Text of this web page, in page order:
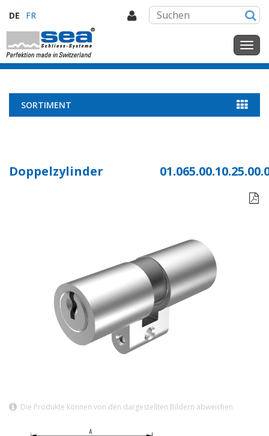
DE FR
SORTIMENT
Doppelzylinder

Die Produkte können von den dargestellten Bildern abweichen